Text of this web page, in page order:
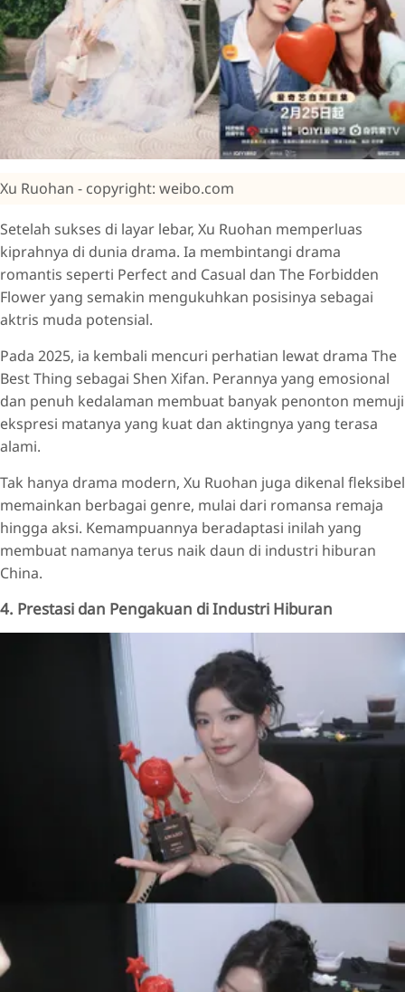
Xu Ruohan - copyright: weibo.com
Setelah sukses di layar lebar, Xu Ruohan memperluas
kiprahnya di dunia drama. Ia membintangi drama
romantis seperti Perfect and Casual dan The Forbidden
Flower yang semakin mengukuhkan posisinya sebagai
aktris muda potensial.
Pada 2025, ia kembali mencuri perhatian lewat drama The
Best Thing sebagai Shen Xifan. Perannya yang emosional
dan penuh kedalaman membuat banyak penonton memuji
ekspresi matanya yang kuat dan aktingnya yang terasa
alami.
Tak hanya drama modern, Xu Ruohan juga dikenal fleksibel
memainkan berbagai genre, mulai dari romansa remaja
hingga aksi. Kemampuannya beradaptasi inilah yang
membuat namanya terus naik daun di industri hiburan
China.
4. Prestasi dan Pengakuan di Industri Hiburan